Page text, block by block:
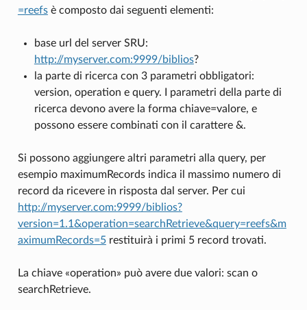
=reefsè composto dai seguenti elementi:
base url del server SRU:
http://myserver.com:9999/biblios?
la parte di ricerca con 3 parametri obbligatori:
version, operation e query. I parametri della parte di
ricerca devono avere la forma chiave=valore, e
possono essere combinati con il carattere &.
Si possono aggiungere altri parametri alla query, per
esempio maximumRecords indica il massimo numero di
record da ricevere in risposta dal server. Per cui
http://myserver.com:9999/biblios?
version=1.1&operation=searchRetrieve&query=reefs&m
aximumRecords=5restituirà i primi 5 record trovati.
La chiave «operation» può avere due valori: scan o
searchRetrieve.